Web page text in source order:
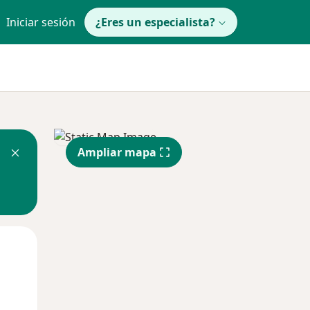
Iniciar sesión ¿Eres un especialista?
Ampliar mapa